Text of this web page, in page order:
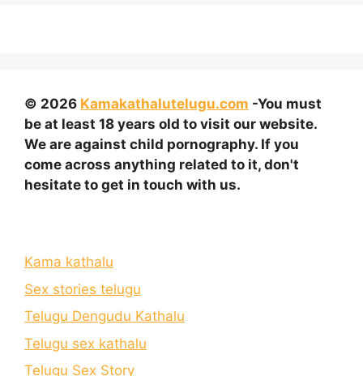
© 2026 Kamakathalutelugu.com -You must
be at least 18 years old to visit our website.
We are against child pornography. If you
come across anything related to it, don't
hesitate to get in touch with us.
Kama kathalu
Sex stories telugu
Telugu Dengudu Kathalu
Telugu sex kathalu
Telugu Sex Story